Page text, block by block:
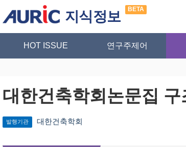
지식정보 BETA
HOT ISSUE 연구주제어
대한건축학회논문집 구
발행기관 대한건축학회